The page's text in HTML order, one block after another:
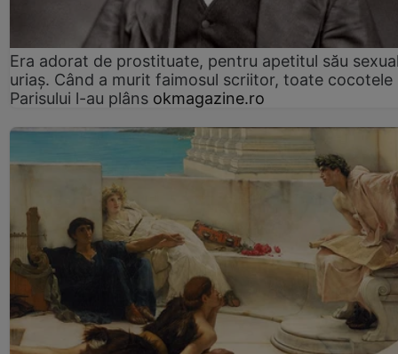
Era adorat de prostituate, pentru apetitul său
uriaș. Când a murit faimosul scriitor, toate cocotele
Parisului l-au plâns okmagazine.ro